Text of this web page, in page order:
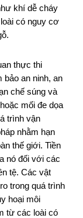
khí dễ cháy
có nguy cơ
thực thi
bảo an ninh, an
chế súng và
mối đe dọa
trình vận
nhằm hạn
thế giới. Tiền
nó đối với các
tệ. Các vật
trong quá trình
hoại môi
từ các loài có